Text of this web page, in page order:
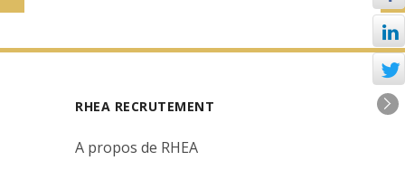
RHEA RECRUTEMENT
A propos de RHEA